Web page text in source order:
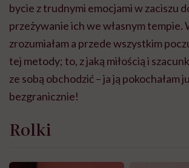
bycie z trudnymi emocjami w zaciszu
przeżywanie ich we własnym tempie.
zrozumiałam a przede wszystkim
tej metody; to, z jaką miłością i
ze sobą obchodzić – ja ją pokochałam
bezgranicznie!
Rolki